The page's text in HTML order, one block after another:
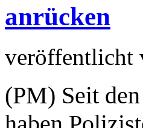
anrücken
veröffentlicht
(PM) Seit